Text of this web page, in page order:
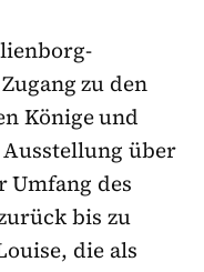
zu den
Könige und
über
Umfang des
bis zu
die als